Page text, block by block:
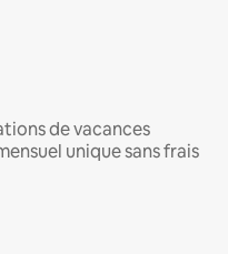
de vacances
unique sans frais